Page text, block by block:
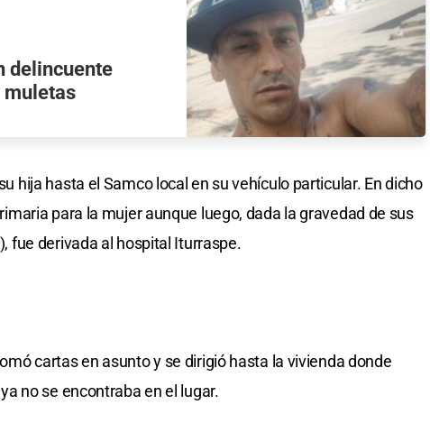
delincuente
muletas
hija hasta el Samco local en su vehículo particular. En dicho
para la mujer aunque luego, dada la gravedad de sus
fue derivada al hospital Iturraspe.
cartas en asunto y se dirigió hasta la vivienda donde
no se encontraba en el lugar.